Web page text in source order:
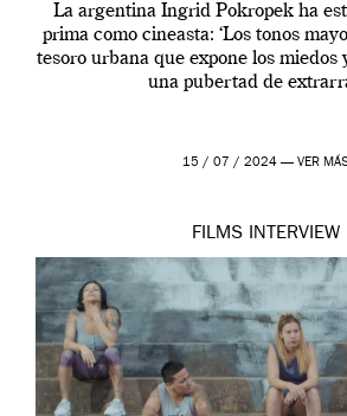
La argentina Ingrid Pokropek ha
prima como cineasta: ‘Los tonos
tesoro urbana que expone los miedos
una pubertad de
15 / 07 / 2024 — VER
FILMS INTERVIEW